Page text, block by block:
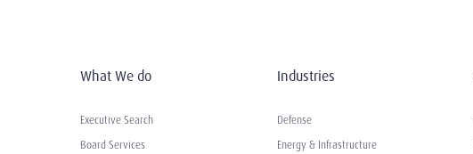
What We do
Executive Search
Board Services
Industries
Defense
Energy & Infrastructure